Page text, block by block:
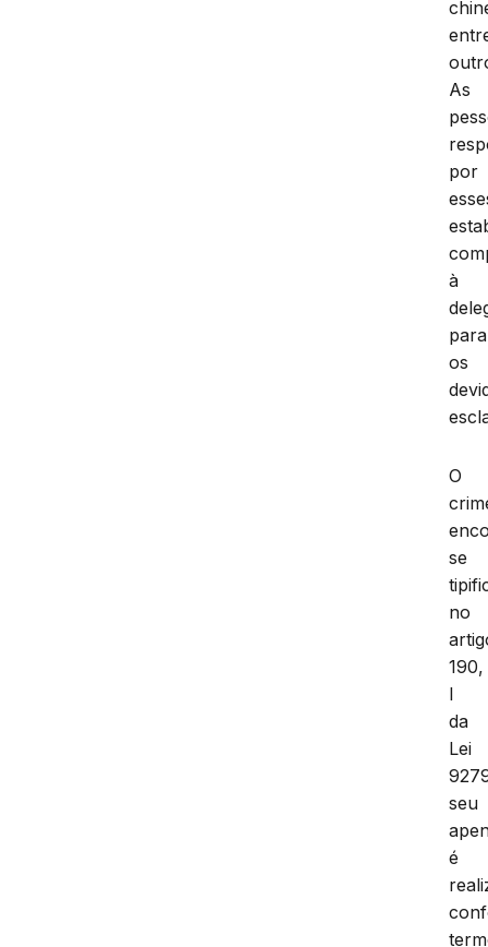
As
por
à
para
os
O
se
no
190,
I
da
Lei
seu
é